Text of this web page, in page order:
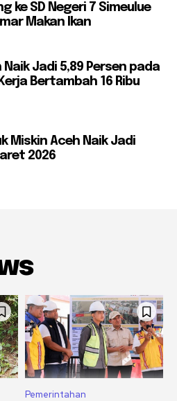
ke SD Negeri 7 Simeulue
Makan Ikan
Jadi 5,89 Persen pada
Bertambah 16 Ribu
Miskin Aceh Naik Jadi
2026
Pemerintahan